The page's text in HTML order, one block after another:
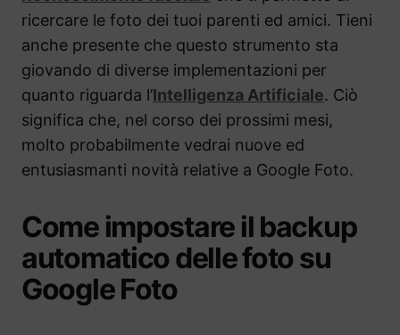
ricercare le foto dei tuoi parenti ed amici. Tieni
anche presente che questo strumento sta
giovando di diverse implementazioni per
quanto riguarda l’Intelligenza Artificiale. Ciò
significa che, nel corso dei prossimi mesi,
molto probabilmente vedrai nuove ed
entusiasmanti novità relative a Google Foto.
Come impostare il backup
automatico delle foto su
Google Foto